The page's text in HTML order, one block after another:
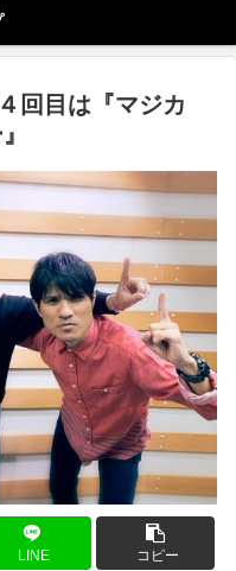
回目は『マジカ
LINE コピー